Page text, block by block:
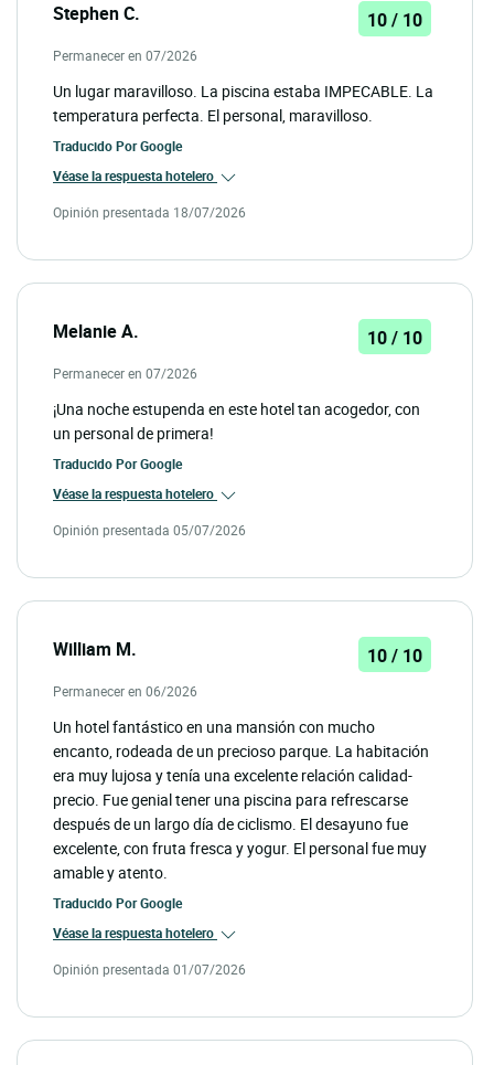
Stephen C. 10 / 10
Permanecer en 07/2026
Un lugar maravilloso. La piscina estaba IMPECABLE. La
temperatura perfecta. El personal, maravilloso.
Traducido PorGoogle
Véase la respuesta hotelero
Opinión presentada 18/07/2026
Melanie A. 10 / 10
Permanecer en 07/2026
¡Una noche estupenda en este hotel tan acogedor, con
un personal de primera!
Traducido PorGoogle
Véase la respuesta hotelero
Opinión presentada 05/07/2026
William M. 10 / 10
Permanecer en 06/2026
Un hotel fantástico en una mansión con mucho
encanto, rodeada de un precioso parque. La habitación
era muy lujosa y tenía una excelente relación calidad-
precio. Fue genial tener una piscina para refrescarse
después de un largo día de ciclismo. El desayuno fue
excelente, con fruta fresca y yogur. El personal fue muy
amable y atento.
Traducido PorGoogle
Véase la respuesta hotelero
Opinión presentada 01/07/2026